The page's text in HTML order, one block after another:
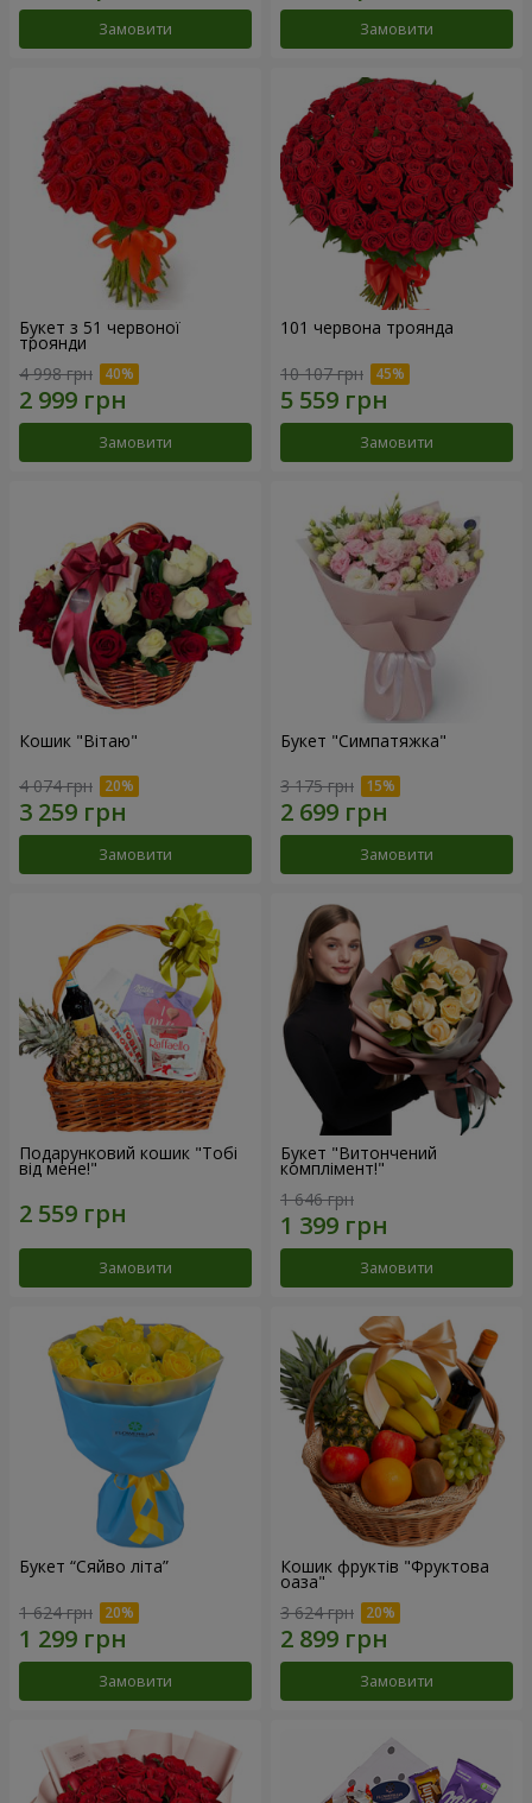
Замовити Замовити
Букет з 51 червоної
троянди
4 998 грн
Замовити
101 червона троянда
10 107 грн
Замовити
Кошик "Вітаю"
4 074 грн
Замовити
Букет "Симпатяжка"
3 175 грн
Замовити
Подарунковий кошик "Тобі
від мене!"
Замовити
Букет "Витончений
комплімент!"
1 646 грн
Замовити
Букет “Сяйво літа”
1 624 грн
Замовити
Кошик фруктів "Фруктова
оаза"
3 624 грн
Замовити